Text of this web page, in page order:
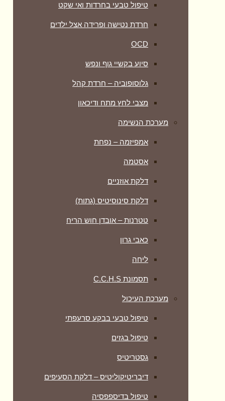
טיפול טבעי בחרדות ואי שקט
חרדת נטישה ופרידה אצל ילדים
OCD
סיוע בקשיי גוף ונפש
גלוסופוביה – חרדת קהל
מצבי לחץ מתח ודיכאון
מערכת הנשימה
אמפיזמה – נפחת
אסטמה
דלקת אוזניים
דלקת סינוסיטיס (גתות)
טטרנות – אובדן חוש הריח
כאבי גרון
ליחה
תסמונת C.C.H.S
מערכת העיכול
טיפול טבעי בבקע סרעפתי
טיפול בגזים
גסטריטיס
דיבריטיקוליטיס – דלקת הסעיפים
טיפול בדיספפסיה